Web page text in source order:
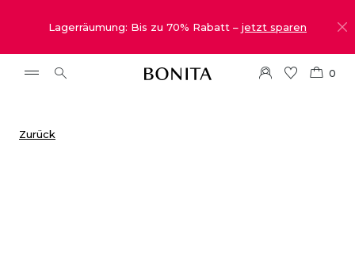
Lagerräumung: Bis zu 70% Rabatt – jetzt sparen
0
Zurück